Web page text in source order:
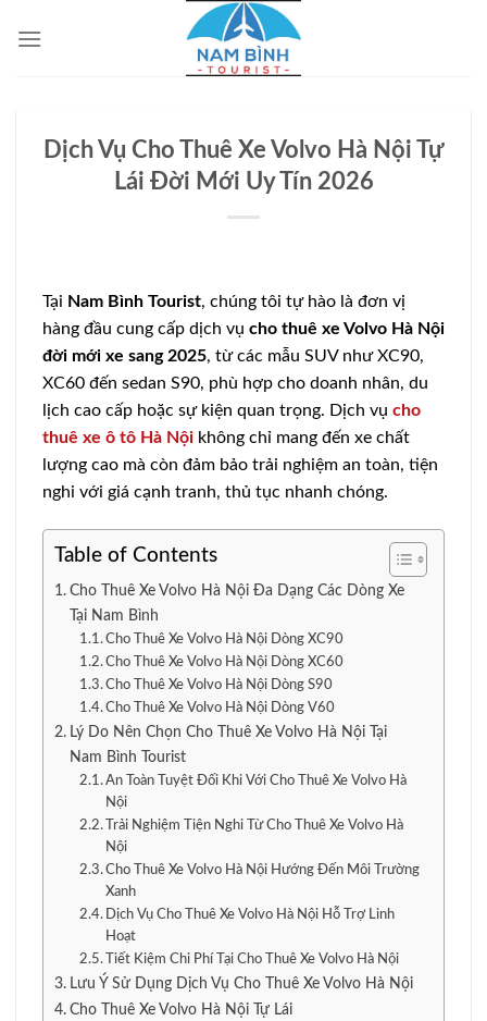
qua
Dịch Vụ Cho Thuê Xe Volvo Hà Nội Tự
Lái Đời Mới Uy Tín 2026
Tại Nam Bình Tourist, chúng tôi tự hào là đơn vị
hàng đầu cung cấp dịch vụ cho thuê xe Volvo Hà Nội
đời mới xe sang 2025, từ các mẫu SUV như XC90,
XC60 đến sedan S90, phù hợp cho doanh nhân, du
lịch cao cấp hoặc sự kiện quan trọng. Dịch vụ cho
thuê xe ô tô Hà Nội không chỉ mang đến xe chất
lượng cao mà còn đảm bảo trải nghiệm an toàn, tiện
nghi với giá cạnh tranh, thủ tục nhanh chóng.
Table of Contents
Cho Thuê Xe Volvo Hà Nội Đa Dạng Các Dòng Xe
Tại Nam Bình
Cho Thuê Xe Volvo Hà Nội Dòng XC90
Cho Thuê Xe Volvo Hà Nội Dòng XC60
Cho Thuê Xe Volvo Hà Nội Dòng S90
Cho Thuê Xe Volvo Hà Nội Dòng V60
Lý Do Nên Chọn Cho Thuê Xe Volvo Hà Nội Tại
Nam Bình Tourist
An Toàn Tuyệt Đối Khi Với Cho Thuê Xe Volvo Hà
Nội
Trải Nghiệm Tiện Nghi Từ Cho Thuê Xe Volvo Hà
Nội
Cho Thuê Xe Volvo Hà Nội Hướng Đến Môi Trường
Xanh
Dịch Vụ Cho Thuê Xe Volvo Hà Nội Hỗ Trợ Linh
Hoạt
Tiết Kiệm Chi Phí Tại Cho Thuê Xe Volvo Hà Nội
Lưu Ý Sử Dụng Dịch Vụ Cho Thuê Xe Volvo Hà Nội
Cho Thuê Xe Volvo Hà Nội Tự Lái